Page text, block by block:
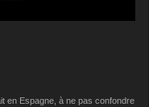
en Espagne, à ne pas confondre